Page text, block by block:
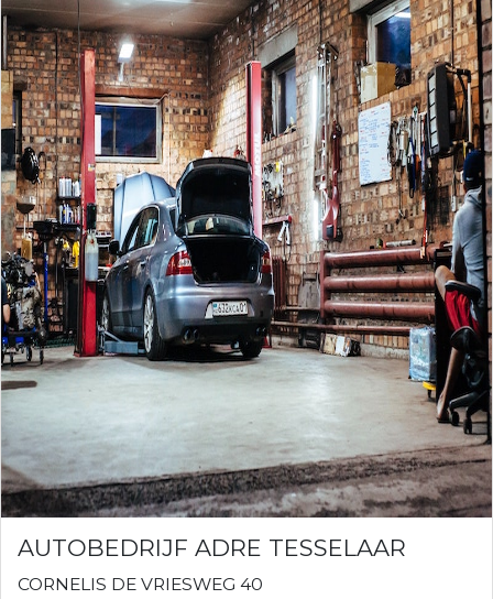
AUTOBEDRIJF ADRE TESSELAAR
CORNELIS DE VRIESWEG 40